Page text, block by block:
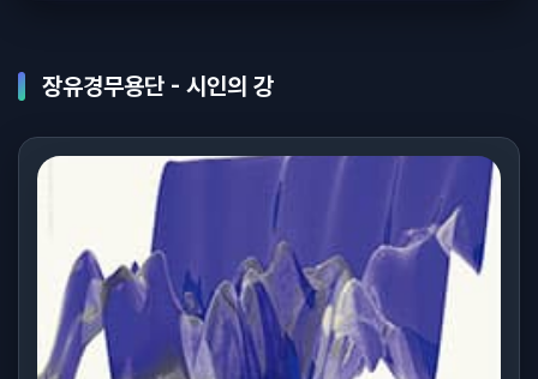
장유경무용단 - 시인의 강